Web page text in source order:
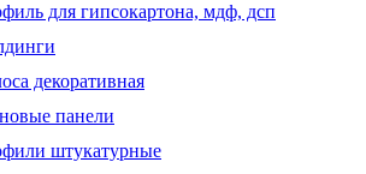
для гипсокартона, мдф, дсп
декоративная
панели
штукатурные